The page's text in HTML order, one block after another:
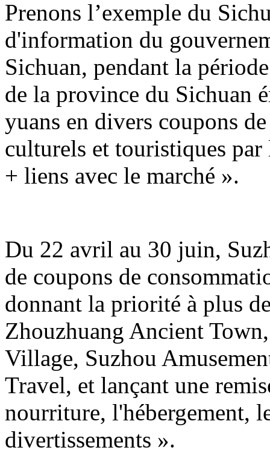
Prenons l’exemple du
d'information du
Sichuan, pendant la
de la province du Sichuan
yuans en divers coupons
culturels et touristiques
+ liens avec le marché ».
Du 22 avril au 30 juin,
de coupons de
donnant la priorité à plus
Zhouzhuang Ancient
Village, Suzhou
Travel, et lançant une
nourriture, l'hébergement,
divertissements ».